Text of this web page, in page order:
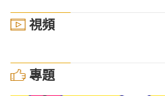
視頻
專題